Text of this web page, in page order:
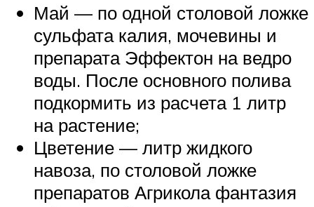
Май — по одной столовой ложке
сульфата калия, мочевины и
препарата Эффектон на ведро
воды. После основного полива
подкормить из расчета 1 литр
на растение;
Цветение — литр жидкого
навоза, по столовой ложке
препаратов Агрикола фантазия